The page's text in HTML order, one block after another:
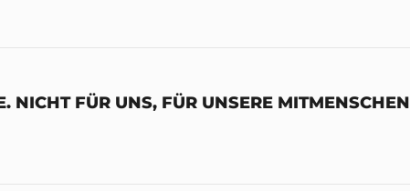
NICHT FÜR UNS, FÜR UNSERE MITMENSCHEN